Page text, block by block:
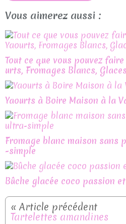
Vous aimerez aussi :
Tout ce que vous pouvez
urts, Fromages Blancs,
Yaourts à Boire Maison à la
Fromage blanc maison sans
-simple
Bûche glacée coco passion
Tartelettes amandines